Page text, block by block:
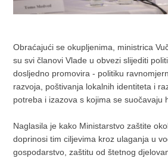
Obraćajući se okupljenima, ministrica
su svi članovi Vlade u obvezi slijediti
dosljedno promovira - politiku
razvoja, poštivanja lokalnih identiteta i
potreba i izazova s kojima se suočavaju
Naglasila je kako Ministarstvo zaštite
doprinosi tim ciljevima kroz ulaganja u
gospodarstvo, zaštitu od štetnog